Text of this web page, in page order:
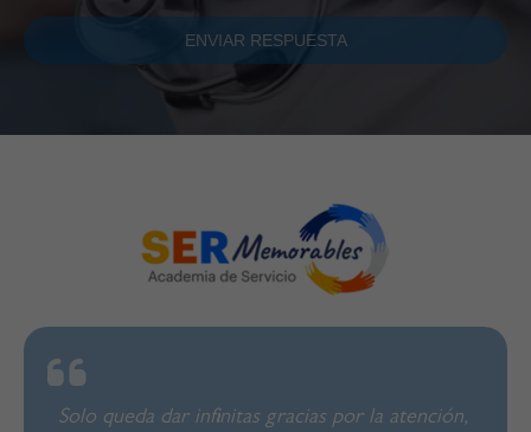
Solo queda dar infinitas gracias por la atención,